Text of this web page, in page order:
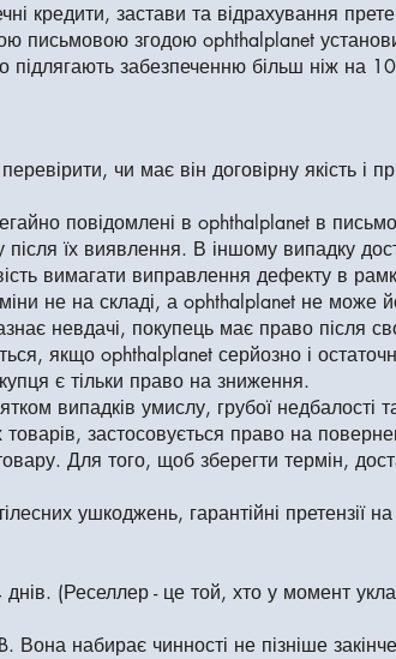
кредити, застави та відрахування
письмовою згодою ophthalplanet
забезпеченню більш ніж на
чи має він договірну якість і
повідомлені в ophthalplanet в
після їх виявлення. В іншому випадку
вимагати виправлення дефекту в
не на складі, а ophthalplanet не може
невдачі, покупець має право після
якщо ophthalplanet серйозно і
є тільки право на зниження.
випадків умислу, грубої недбалості
застосовується право на
Для того, щоб зберегти термін,
ушкоджень, гарантійні претензії
6
днів. (Реселлер - це той, хто у момент
набирає чинності не пізніше